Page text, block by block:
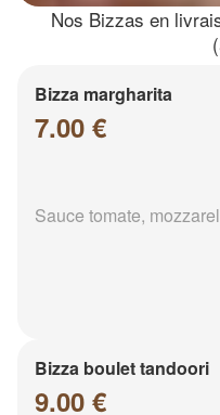
Nos Bizzas en
Bizza margharita
7.00 €
Sauce tomate,
Bizza boulet tandoori
9.00 €